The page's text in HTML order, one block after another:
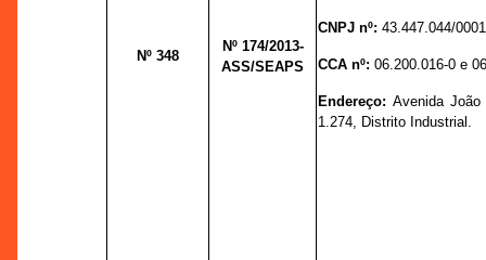
Nº 348
Nº 174/2013-
ASS/SEAPS
CNPJ nº:43.447.044/
CCA nº:06.200.016-0 e
Endereço:Avenida João
1.274, Distrito Industrial.